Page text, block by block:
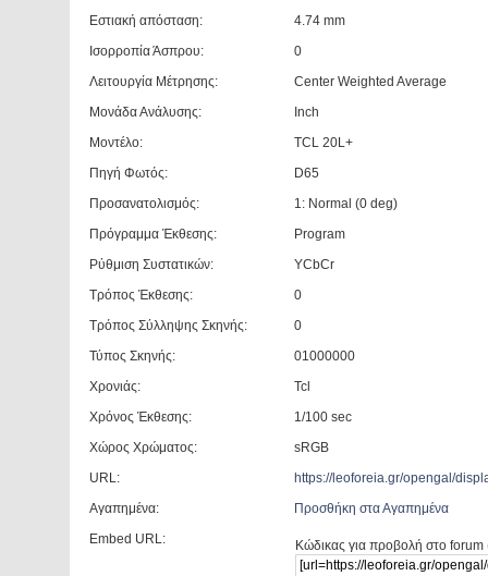
Εστιακή απόσταση:
4.74 mm
Ισορροπία Άσπρου:
0
Λειτουργία Μέτρησης:
Center Weighted Average
Μονάδα Ανάλυσης:
Inch
Μοντέλο:
TCL 20L+
Πηγή Φωτός:
D65
Προσανατολισμός:
1: Normal (0 deg)
Πρόγραμμα Έκθεσης:
Program
Ρύθμιση Συστατικών:
YCbCr
Τρόπος Έκθεσης:
0
Τρόπος Σύλληψης Σκηνής:
0
Τύπος Σκηνής:
01000000
Χρονιάς:
Tcl
Χρόνος Έκθεσης:
1/100 sec
Χώρος Χρώματος:
sRGB
URL:
https://leoforeia.gr/opengal/
Αγαπημένα:
Προσθήκη στα Αγαπημένα
Embed URL:
Κώδικας για προβολή στο forum